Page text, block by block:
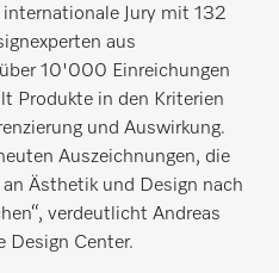
Jury mit 132
aus
10'000 Einreichungen
Produkte in den Kriterien
und Auswirkung.
Auszeichnungen, die
Ästhetik und Design nach
verdeutlicht Andreas
Design Center.